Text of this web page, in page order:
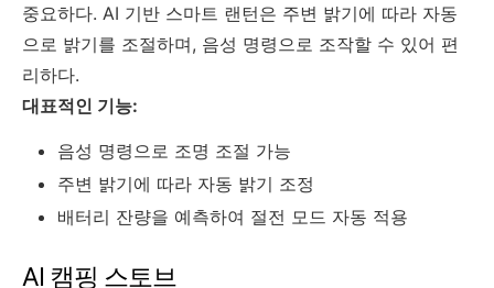
중요하다. AI 기반 스마트 랜턴은 주변 밝기에 따라 자동
으로 밝기를 조절하며, 음성 명령으로 조작할 수 있어 편
리하다.
대표적인 기능:
음성 명령으로 조명 조절 가능
주변 밝기에 따라 자동 밝기 조정
배터리 잔량을 예측하여 절전 모드 자동 적용
AI 캠핑 스토브